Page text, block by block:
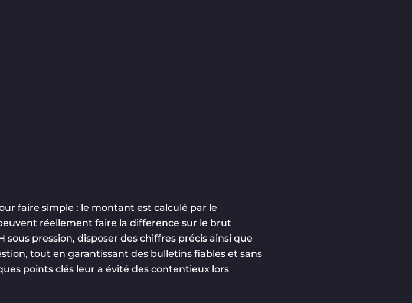
faire simple : le montant est calculé par le
réellement faire la difference sur le brut
sous pression, disposer des chiffres précis ainsi que
tout en garantissant des bulletins fiables et sans
points clés leur a évité des contentieux lors